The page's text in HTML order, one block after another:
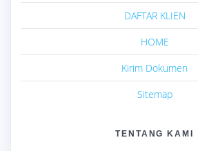
DAFTAR KLIEN
HOME
Kirim Dokumen
Sitemap
TENTANG KAMI